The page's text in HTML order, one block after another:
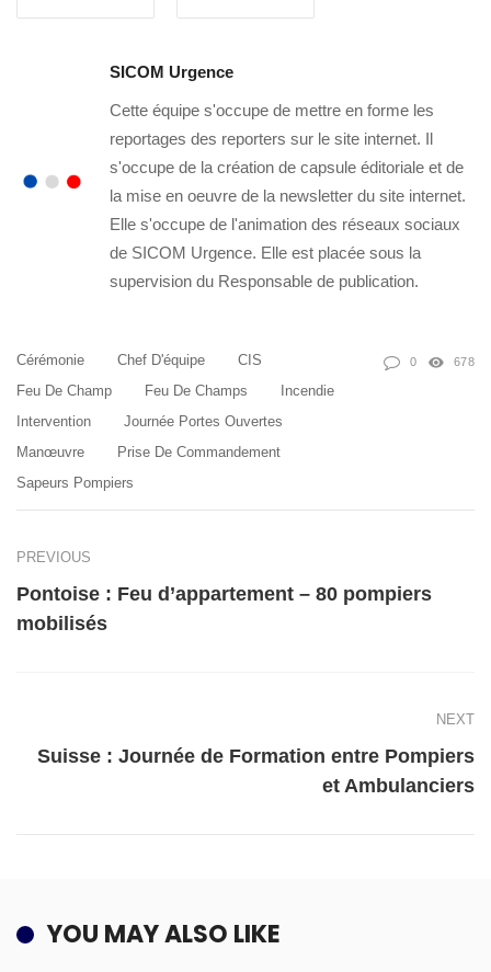
SICOM Urgence
Cette équipe s'occupe de mettre en forme les
reportages des reporters sur le site internet. Il
s'occupe de la création de capsule éditoriale et de
la mise en oeuvre de la newsletter du site internet.
Elle s'occupe de l'animation des réseaux sociaux
de SICOM Urgence. Elle est placée sous la
supervision du Responsable de publication.
Cérémonie Chef D'équipe
CIS
Feu De Champ
Feu De Champs
Incendie
Intervention
Journée Portes Ouvertes
Manœuvre
Prise De Commandement
Sapeurs Pompiers
0 678
PREVIOUS
Pontoise : Feu d’appartement – 80 pompiers
mobilisés
NEXT
Suisse : Journée de Formation entre Pompiers
et Ambulanciers
YOU MAY ALSO LIKE